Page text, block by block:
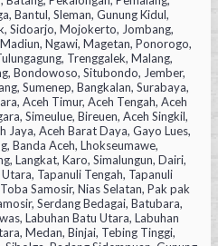
Bantul, Sleman, Gunung Kidul,
Sidoarjo, Mojokerto, Jombang,
Ngawi, Magetan, Ponorogo,
Trenggalek, Malang,
Bondowoso, Situbondo, Jember,
Sumenep, Bangkalan, Surabaya,
Aceh Timur, Aceh Tengah, Aceh
Simeulue, Bireuen, Aceh Singkil,
Jaya, Aceh Barat Daya, Gayo Lues,
Banda Aceh, Lhokseumawe,
Langkat, Karo, Simalungun, Dairi,
Tapanuli Tengah, Tapanuli
Samosir, Nias Selatan, Pak pak
Serdang Bedagai, Batubara,
Labuhan Batu Utara, Labuhan
Medan, Binjai, Tebing Tinggi,